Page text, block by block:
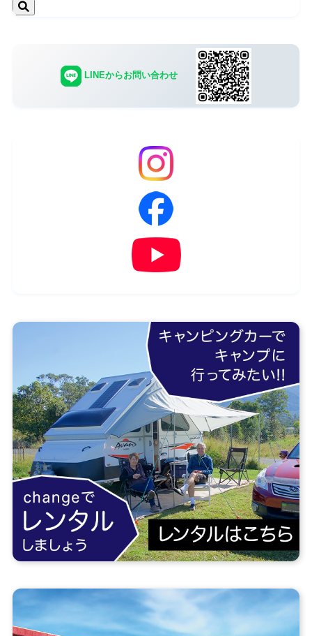
LINEからお問い合わせ